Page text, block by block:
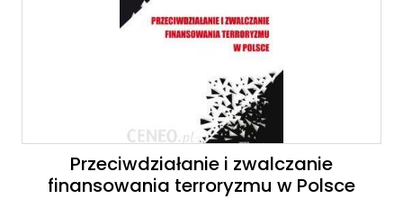
Przeciwdziałanie i zwalczanie
finansowania terroryzmu w Polsce